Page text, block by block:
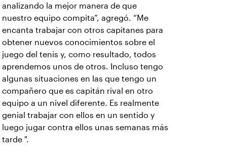
analizando la mejor manera de que
nuestro equipo compita”, agregó. “Me
encanta trabajar con otros capitanes para
obtener nuevos conocimientos sobre el
juego del tenis y, como resultado, todos
aprendemos unos de otros. Incluso tengo
algunas situaciones en las que tengo un
compañero que es capitán rival en otro
equipo a un nivel diferente. Es realmente
genial trabajar con ellos en un sentido y
luego jugar contra ellos unas semanas más
tarde ".